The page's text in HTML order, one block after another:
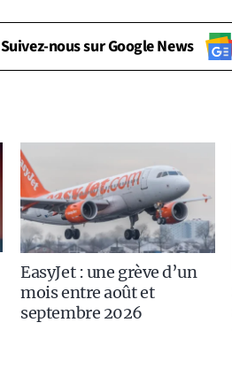
Suivez-nous sur Google News
EasyJet : une grève d’un
mois entre août et
septembre 2026